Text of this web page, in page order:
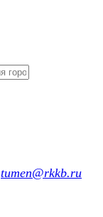
tumen@rkkb.ru